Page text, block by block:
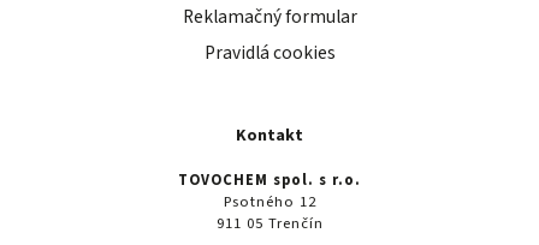
Reklamačný formular
Pravidlá cookies
Kontakt
TOVOCHEM spol. s r.o.
Psotného 12
911 05 Trenčín